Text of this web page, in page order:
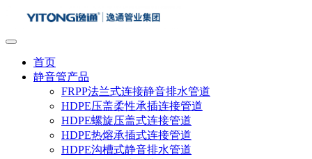
首页
静音管产品
FRPP法兰式连接静音排水管道
HDPE压盖柔性承插连接管道
HDPE螺旋压盖式连接管道
HDPE热熔承插式连接管道
HDPE沟槽式静音排水管道